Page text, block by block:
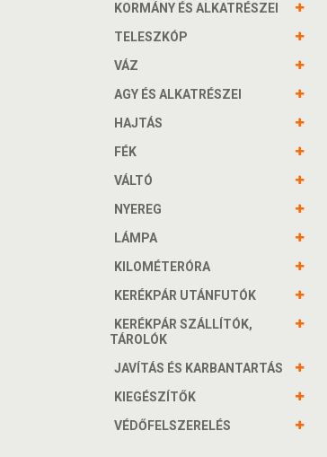
KORMÁNY ÉS ALKATRÉSZEI
TELESZKÓP
VÁZ
AGY ÉS ALKATRÉSZEI
HAJTÁS
FÉK
VÁLTÓ
NYEREG
LÁMPA
KILOMÉTERÓRA
KERÉKPÁR UTÁNFUTÓK
KERÉKPÁR SZÁLLÍTÓK,
TÁROLÓK
JAVÍTÁS ÉS KARBANTARTÁS
KIEGÉSZÍTŐK
VÉDŐFELSZERELÉS